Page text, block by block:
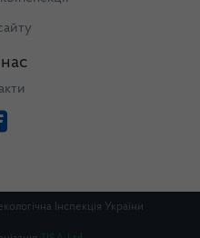
Інспекція України